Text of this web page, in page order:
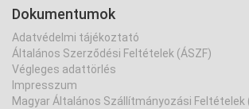
Dokumentumok
Adatvédelmi tájékoztató
Általános Szerződési Feltételek (ÁSZF)
Végleges adattörlés
Impresszum
Magyar Általános Szállítmányozási Feltételek